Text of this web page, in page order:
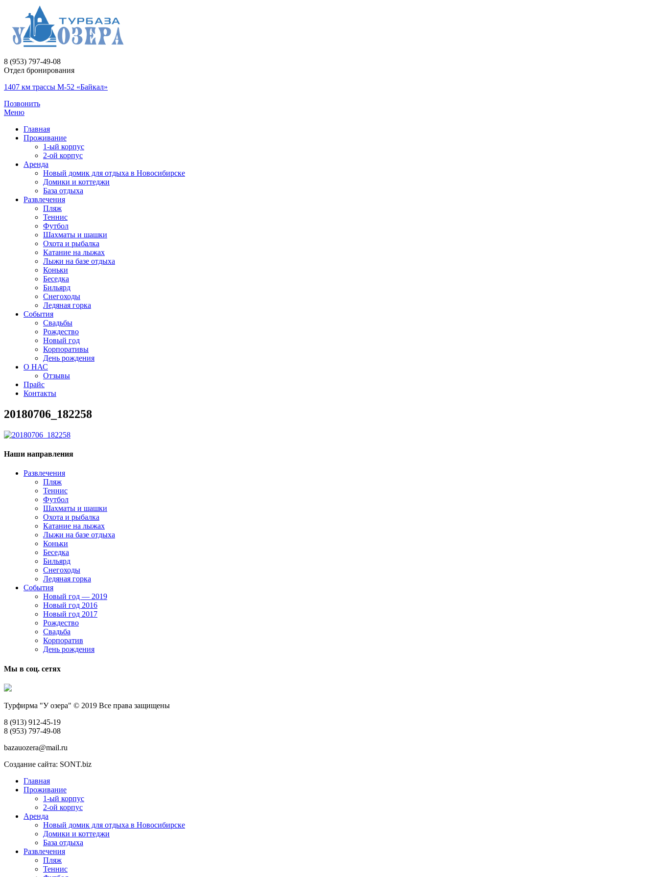
8 (953) 797-49-08
Отдел бронирования
1407 км трассы М-52 «Байкал»
Позвонить
Меню
Главная
Проживание
1-ый корпус
2-ой корпус
Аренда
Новый домик для отдыха в Новосибирске
Домики и коттеджи
База отдыха
Развлечения
Пляж
Теннис
Футбол
Шахматы и шашки
Охота и рыбалка
Катание на лыжах
Лыжи на базе отдыха
Коньки
Беседка
Бильярд
Снегоходы
Ледяная горка
События
Свадьбы
Рождество
Новый год
Корпоративы
День рождения
О НАС
Отзывы
Прайс
Контакты
20180706_182258
Наши направления
Развлечения
Пляж
Теннис
Футбол
Шахматы и шашки
Охота и рыбалка
Катание на лыжах
Лыжи на базе отдыха
Коньки
Беседка
Бильярд
Снегоходы
Ледяная горка
События
Новый год — 2019
Новый год 2016
Новый год 2017
Рождество
Свадьба
Корпоратив
День рождения
Мы в соц. сетях
Турфирма "У озера" © 2019 Все права защищены
8 (913) 912-45-19
8 (953) 797-49-08
bazauozera@mail.ru
Создание сайта: SONT.biz
Главная
Проживание
1-ый корпус
2-ой корпус
Аренда
Новый домик для отдыха в Новосибирске
Домики и коттеджи
База отдыха
Развлечения
Пляж
Теннис